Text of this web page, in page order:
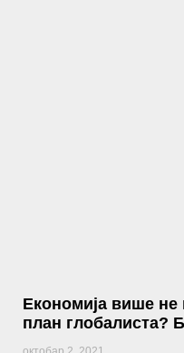
Економија више не
план глобалиста?